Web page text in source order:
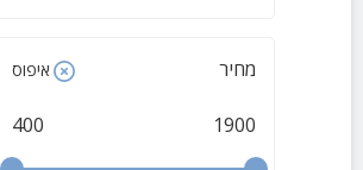
מחיר איפוס
400 1900